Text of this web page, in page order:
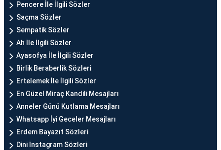
Pencere İle İlgili Sözler
Saçma Sözler
Sempatik Sözler
Ah İle İlgili Sözler
Ayasofya İle İlgili Sözler
Birlik Beraberlik Sözleri
Ertelemek İle İlgili Sözler
En Güzel Miraç Kandili Mesajları
Anneler Günü Kutlama Mesajları
Whatsapp İyi Geceler Mesajları
Erdem Bayazıt Sözleri
Dini İnstagram Sözleri